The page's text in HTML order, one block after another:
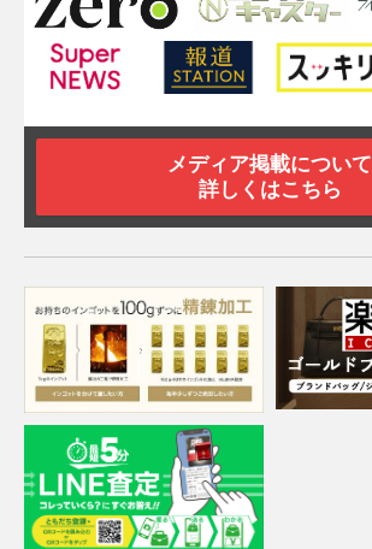
メディア掲載について
詳しくはこちら